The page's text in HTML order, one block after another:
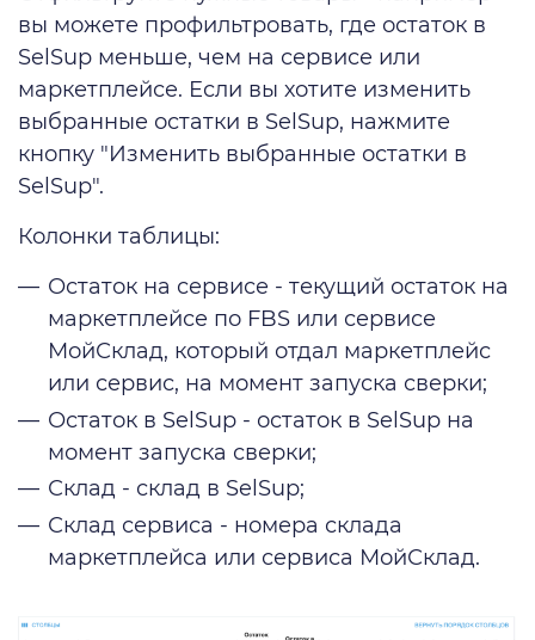
вы можете профильтровать, где остаток в
SelSup меньше, чем на сервисе или
маркетплейсе. Если вы хотите изменить
выбранные остатки в SelSup, нажмите
кнопку "Изменить выбранные остатки в
SelSup".
Колонки таблицы:
Остаток на сервисе - текущий остаток на
маркетплейсе по FBS или сервисе
МойСклад, который отдал маркетплейс
или сервис, на момент запуска сверки;
Остаток в SelSup - остаток в SelSup на
момент запуска сверки;
Склад - склад в SelSup;
Склад сервиса - номера склада
маркетплейса или сервиса МойСклад.